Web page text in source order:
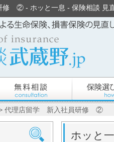
② - ホッと一息 - 保険相談 見
代理店留学 新入社員研修 ②
ホッと